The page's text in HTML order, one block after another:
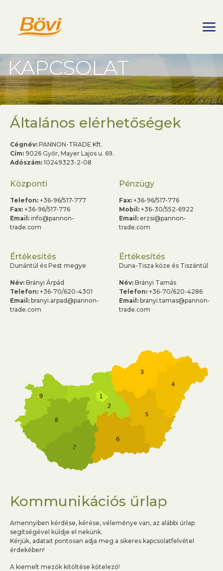
KAPCSOLAT
Általános elérhetőségek
Cégnév: PANNON-TRADE Kft.
Cím: 9026 Győr, Mayer Lajos u. 69.
Adószám: 10249323-2-08
Központi
Telefon: +36-96/517-777
Fax: +36-96/517-776
Email: info@pannon-
trade.com
Pénzügy
Fax: +36-96/517-776
Mobil: +36-30/552-6922
Email: erzsi@pannon-
trade.com
Értékesítés
Dunántúl és Pest megye
Név: Brányi Árpád
Telefon: +36-70/620-4301
Email: branyi.arpad@pannon-
trade.com
Értékesítés
Duna-Tisza köze és Tiszántúl
Név: Brányi Tamás
Telefon: +36-70/620-4286
Email: branyi.tamas@pannon-
trade.com
Kommunikációs űrlap
Amennyiben kérdése, kérése, véleménye van, az alábbi űrlap
segítségével küldje el nekünk.
Kérjük, adatait pontosan adja meg a sikeres kapcsolatfelvétel
érdekében!
A kiemelt mezők kitöltése kötelező!